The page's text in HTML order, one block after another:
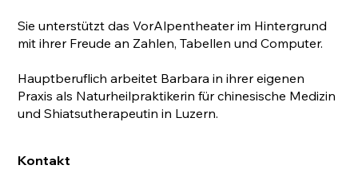
Sie unterstützt das VorAlpentheater im Hintergrund
mit ihrer Freude an Zahlen, Tabellen und Computer.
Hauptberuflich arbeitet Barbara in ihrer eigenen
Praxis als Naturheilpraktikerin für chinesische Medizin
und Shiatsutherapeutin in Luzern.
Kontakt